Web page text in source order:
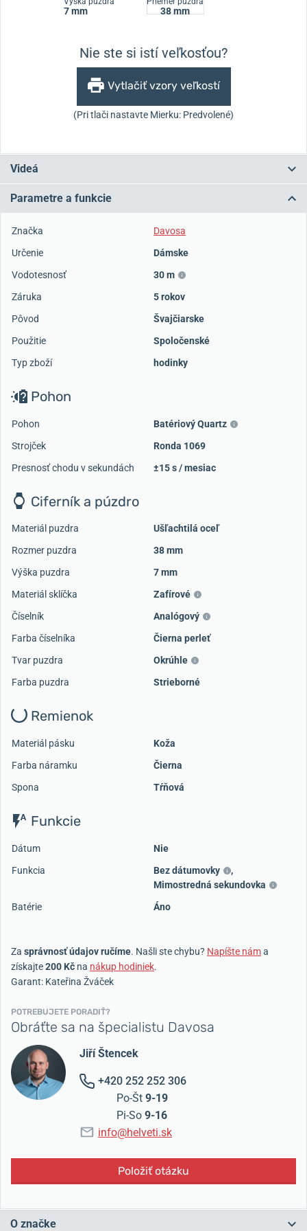
7 mm 38 mm
Nie ste si istí veľkosťou?
Vytlačiť vzory veľkostí
(Pri tlači nastavte Mierku: Predvolené)
Videá
Parametre a funkcie
Značka
Davosa
Určenie
Dámske
Vodotesnosť
30 m
Záruka
5 rokov
Pôvod
Švajčiarske
Použitie
Spoločenské
Typ zboží
hodinky
Pohon
Pohon
Batériový Quartz
Strojček
Ronda 1069
Presnosť chodu v sekundách
±15 s / mesiac
Ciferník a púzdro
Materiál puzdra
Ušľachtilá oceľ
Rozmer puzdra
38 mm
Výška puzdra
7 mm
Materiál sklíčka
Zafírové
Číselník
Analógový
Farba číselníka
Čierna perleť
Tvar puzdra
Okrúhle
Farba puzdra
Strieborné
Remienok
Materiál pásku
Koža
Farba náramku
Čierna
Spona
Tŕňová
Funkcie
Dátum
Nie
Funkcia
Bez dátumovky
,
Mimostredná sekundovka
Batérie
Áno
Za správnosť údajov ručíme. Našli ste chybu? Napíšte náma
získajte200 Kč na nákup hodiniek.
Garant: Kateřina Žváček
POTREBUJETE PORADIŤ?
Obráťte sa na špecialistu Davosa
Jiří Štencek
+420 252 252 306
Po-Št 9-19
Pi-So 9-16
info@helveti.sk
Položiť otázku
O značke